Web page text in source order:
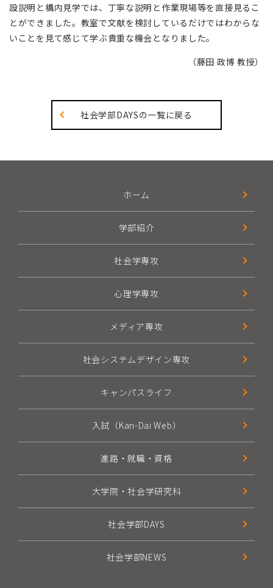
設説明と構内見学では、丁寧な説明と作業現場等を直接見るこ
とができました。教室で文献を検討しているだけではわからな
いことを見て感じて学ぶ貴重な機会となりました。
（藤田 政博 教授）
社会学部DAYSの一覧に戻る
ホーム
学部紹介
社会学専攻
心理学専攻
メディア専攻
社会システムデザイン専攻
キャンパスライフ
入試（Kan-Dai Web）
進路・就職・資格
大学院・社会学研究科
社会学部DAYS
社会学部NEWS